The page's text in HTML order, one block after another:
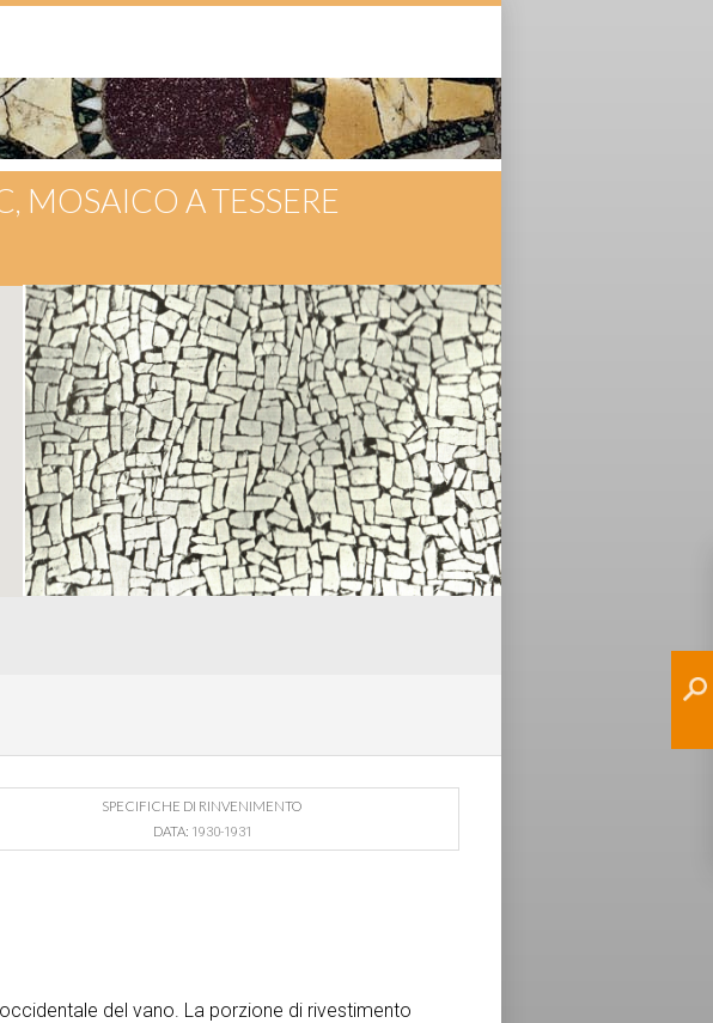
MOSAICO A TESSERE
SPECIFICHE DI RINVENIMENTO
DATA: 1930-1931
del vano. La porzione di rivestimento